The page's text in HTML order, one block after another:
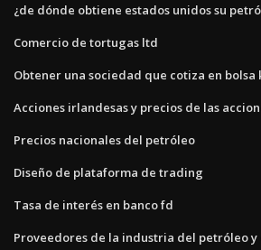
¿de dónde obtiene estados unidos su
Comercio de tortugas ltd
Obtener una sociedad que cotiza en bolsa
Acciones irlandesas y precios de las
Precios nacionales del petróleo
Diseño de plataforma de trading
Tasa de interés en banco fd
Proveedores de la industria del petróleo y